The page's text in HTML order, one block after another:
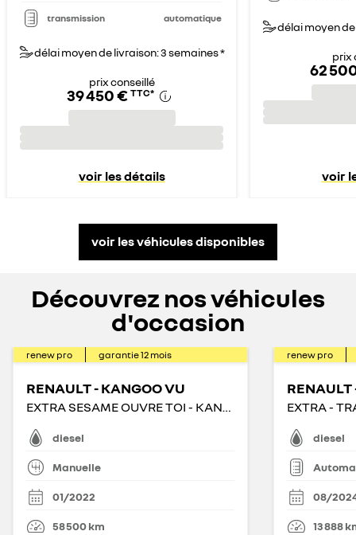
transmission automatique
délai moyen de livraison: 3 semaines *
prix conseillé
39 450 € TTC*
voir les détails
délai moyen
prix
62
voir
voir les véhicules disponibles
Découvrez nos véhicules
d'occasion
renew pro garantie12 mois
RENAULT - KANGOO VU
EXTRA SESAME OUVRE TOI - KANGOO VAN BLUE DCI 95
diesel
Manuelle
01/2022
58 500km
renew pro
RENAULT
diesel
08/
13 888